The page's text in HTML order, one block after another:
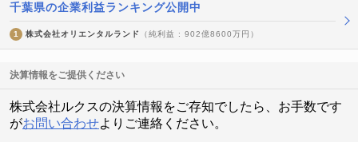
千葉県の企業利益ランキング公開中
1 株式会社オリエンタルランド （純利益 : 902億8600万円）
決算情報をご提供ください
株式会社ルクスの決算情報をご存知でしたら、お手数です
がお問い合わせよりご連絡ください。